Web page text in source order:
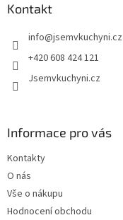
Kontakt
info@jsemvkuchyni.cz
+420 608 424 121
Jsemvkuchyni.cz
Informace pro vás
Kontakty
O nás
Vše o nákupu
Hodnocení obchodu